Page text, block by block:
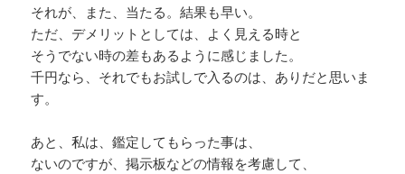
それが、また、当たる。結果も早い。
ただ、デメリットとしては、よく見える時と
そうでない時の差もあるように感じました。
千円なら、それでもお試しで入るのは、ありだと思いま
す。
あと、私は、鑑定してもらった事は、
ないのですが、掲示板などの情報を考慮して、